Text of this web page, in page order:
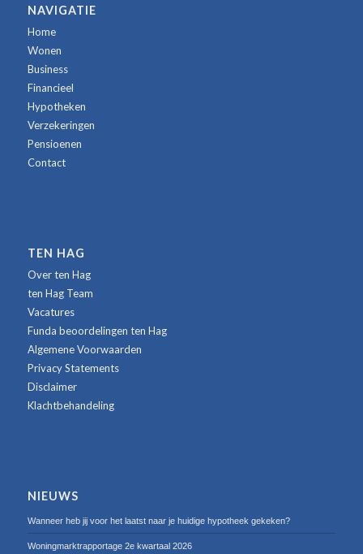
NAVIGATIE
Home
Wonen
Business
Financieel
Hypotheken
Verzekeringen
Pensioenen
Contact
TEN HAG
Over ten Hag
ten Hag Team
Vacatures
Funda beoordelingen ten Hag
Algemene Voorwaarden
Privacy Statements
Disclaimer
Klachtbehandeling
NIEUWS
Wanneer heb jij voor het laatst naar je huidige hypotheek gekeken?
Woningmarktrapportage 2e kwartaal 2026